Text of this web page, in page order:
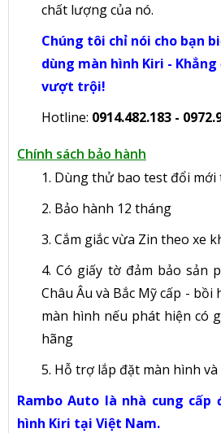
chất lượng của nó.
Chúng tôi chỉ nói cho bạn
dùng màn hình Kiri -
vượt trội!
Hotline: 0914.482.183 -
Chính sách bảo hành
1. Dùng thử bao test đổi
2. Bảo hành 12 tháng
3. Cắm giắc vừa Zin theo xe
4. Có giấy tờ đảm bảo sản
Châu Âu và Bắc Mỹ cấp - bồi
màn hình nếu phát hiện có
hãng
5. Hỗ trợ lắp đặt màn hình
Rambo Auto là nhà cung cấp
hình Kiri tại Việt Nam.